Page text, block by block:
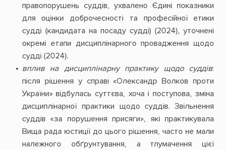
правопорушень суддів, ухвалено Єдині показники
для оцінки доброчесності та професійної етики
судді (кандидата на посаду судді) (2024), уточнені
окремі етапи дисциплінарного провадження щодо
судді (2024).
вплив на дисциплінарну практику щодо суддів:
після рішення у справі «Олександр Волков проти
України» відбулась суттєва, хоча і поступова, зміна
дисциплінарної практики щодо суддів. Звільнення
суддів «за порушення присяги», які практикувала
Вища рада юстиції до цього рішення, часто не мали
належного обґрунтування, а тлумачення цієї